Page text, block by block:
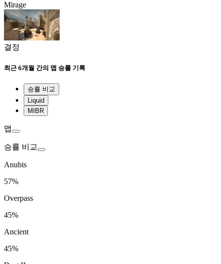
Mirage
결정
최근 6개월 간의 맵 승률 기록
승률 비교
Liquid
MIBR
맵
승률 비교
Anubis
57%
Overpass
45%
Ancient
45%